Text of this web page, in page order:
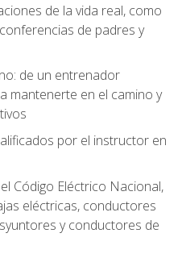
de la vida real, como
de padres y
de un entrenador
mantenerte en el camino y
por el instructor en
Código Eléctrico Nacional,
eléctricas, conductores
y conductores de